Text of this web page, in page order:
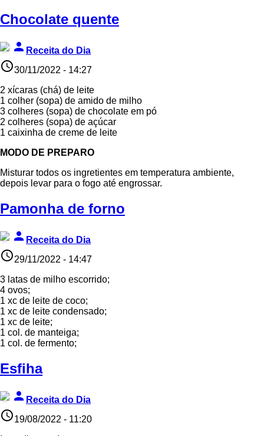
Chocolate quente
person Receita do Dia
access_time30/11/2022 - 14:27
2 xícaras (chá) de leite
1 colher (sopa) de amido de milho
3 colheres (sopa) de chocolate em pó
2 colheres (sopa) de açúcar
1 caixinha de creme de leite
MODO DE PREPARO
Misturar todos os ingretientes em temperatura ambiente,
depois levar para o fogo até engrossar.
Pamonha de forno
person Receita do Dia
access_time29/11/2022 - 14:47
3 latas de milho escorrido;
4 ovos;
1 xc de leite de coco;
1 xc de leite condensado;
1 xc de leite;
1 col. de manteiga;
1 col. de fermento;
Esfiha
person Receita do Dia
access_time19/08/2022 - 11:20